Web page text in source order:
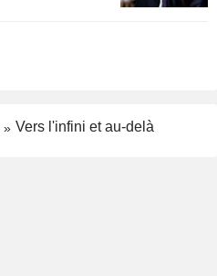
Vers l'infini et au-delà